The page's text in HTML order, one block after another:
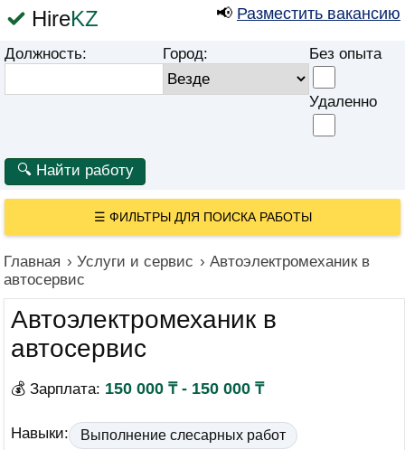
HireKZ 📢 Разместить вакансию
Должность: Город: Без опыта
Удаленно
☰ ФИЛЬТРЫ ДЛЯ ПОИСКА РАБОТЫ
Главная › Услуги и сервис › Автоэлектромеханик в
автосервис
Автоэлектромеханик в
автосервис
💰 Зарплата: 150 000 ₸ - 150 000 ₸
Навыки: Выполнение слесарных работ